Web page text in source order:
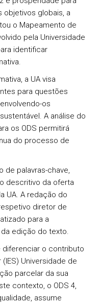
objetivos globais, a
o Mapeamento de
pela Universidade
identificar
a UA visa
para questões
os
A análise do
os ODS permitirá
do processo de
de palavras-chave,
descritivo da oferta
UA. A redação do
diretor de
para a
edição do texto.
diferenciar o contributo
Universidade de
parcelar da sua
contexto, o ODS 4,
assume